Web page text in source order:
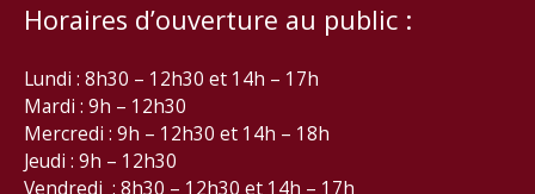
Horaires d’ouverture au public :
Lundi : 8h30 – 12h30 et 14h – 17h
Mardi : 9h – 12h30
Mercredi : 9h – 12h30 et 14h – 18h
Jeudi : 9h – 12h30
Vendredi : 8h30 – 12h30 et 14h – 17h